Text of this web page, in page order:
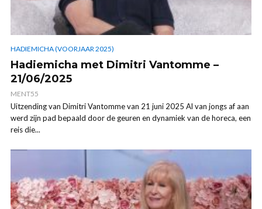
HADIEMICHA (VOORJAAR 2025)
Hadiemicha met Dimitri Vantomme –
21/06/2025
MENT55
Uitzending van Dimitri Vantomme van 21 juni 2025 Al van jongs af aan
werd zijn pad bepaald door de geuren en dynamiek van de horeca, een
reis die...